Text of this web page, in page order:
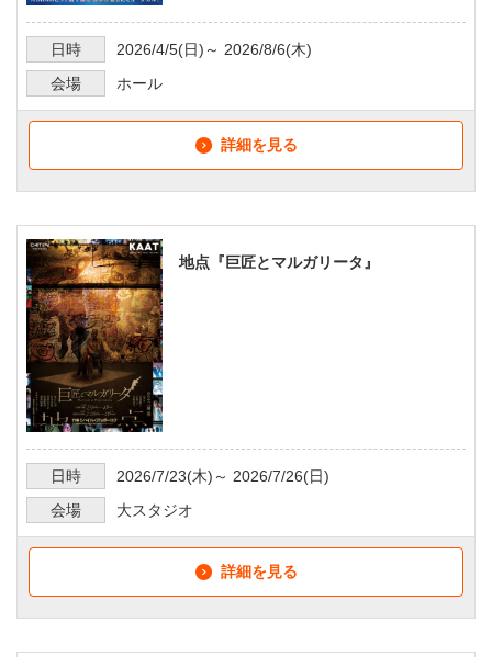
日時 2026/4/5(日)～ 2026/8/6(木)
会場
ホール
詳細を見る
地点『巨匠とマルガリータ』
日時 2026/7/23(木)～ 2026/7/26(日)
会場
大スタジオ
詳細を見る